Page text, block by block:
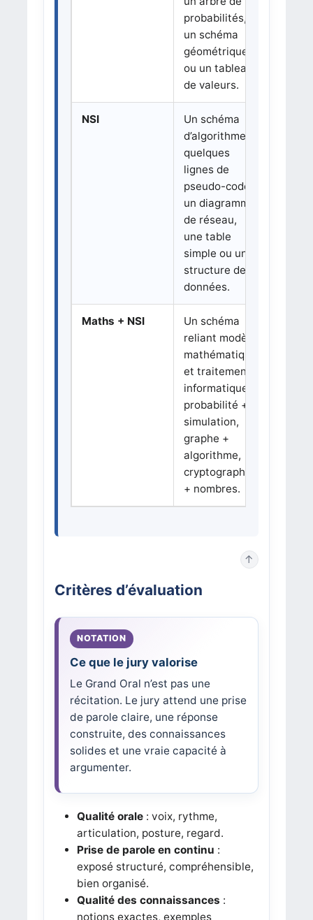
probabilités,
un schéma
géométrique
ou un tableau
de valeurs.
NSI
Un schéma
d’algorithme,
quelques
lignes de
pseudo-code,
un diagramme
de réseau,
une table
simple ou une
structure de
données.
Maths + NSI
Un schéma
reliant modèle
mathématique
et traitement
informatique :
probabilité +
simulation,
graphe +
algorithme,
cryptographie
+ nombres.
↑
Critères d’évaluation
Ce que le jury valorise
Le Grand Oral n’est pas une
récitation. Le jury attend une prise
de parole claire, une réponse
construite, des connaissances
solides et une vraie capacité à
argumenter.
Qualité orale: voix, rythme,
articulation, posture, regard.
Prise de parole en continu :
exposé structuré, compréhensible,
bien organisé.
Qualité des connaissances :
notions exactes, exemples